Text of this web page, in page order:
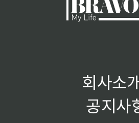
회사소
공지사